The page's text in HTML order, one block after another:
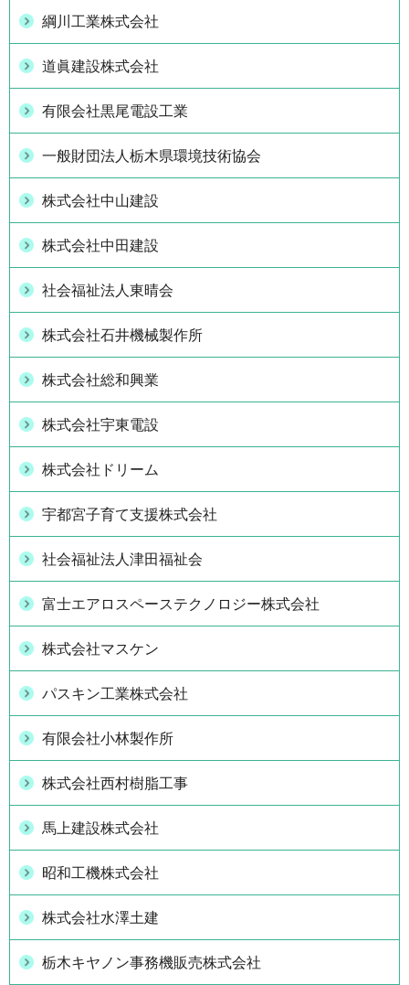
綱川工業株式会社
道眞建設株式会社
有限会社黒尾電設工業
一般財団法人栃木県環境技術協会
株式会社中山建設
株式会社中田建設
社会福祉法人東晴会
株式会社石井機械製作所
株式会社総和興業
株式会社宇東電設
株式会社ドリーム
宇都宮子育て支援株式会社
社会福祉法人津田福祉会
富士エアロスペーステクノロジー株式会社
株式会社マスケン
パスキン工業株式会社
有限会社小林製作所
株式会社西村樹脂工事
馬上建設株式会社
昭和工機株式会社
株式会社水澤土建
栃木キヤノン事務機販売株式会社